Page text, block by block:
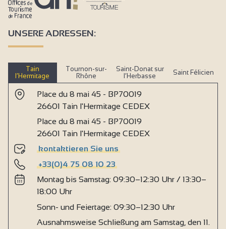
UNSERE ADRESSEN:
Tain
l’Hermitage
Tournon-sur-
Rhône
Saint-Donat sur
l’Herbasse
Saint Félicien
Place du 8 mai 45 - BP70019
26601 Tain l'Hermitage CEDEX
Place du 8 mai 45 - BP70019
26601 Tain l'Hermitage CEDEX
kontaktieren Sie uns
+33(0)4 75 08 10 23
Montag bis Samstag: 09:30–12:30 Uhr / 13:30–
18:00 Uhr
Sonn- und Feiertage: 09:30–12:30 Uhr
Ausnahmsweise Schließung am Samstag, den 11.